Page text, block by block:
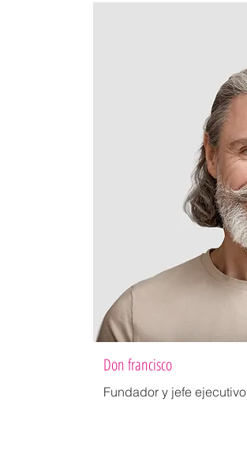
Don francisco
Fundador y jefe ejecutivo